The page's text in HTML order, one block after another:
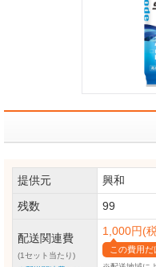
提供元
興和
残数
99
配送関連費
(1セット当たり)
1,000円(
この費用だ